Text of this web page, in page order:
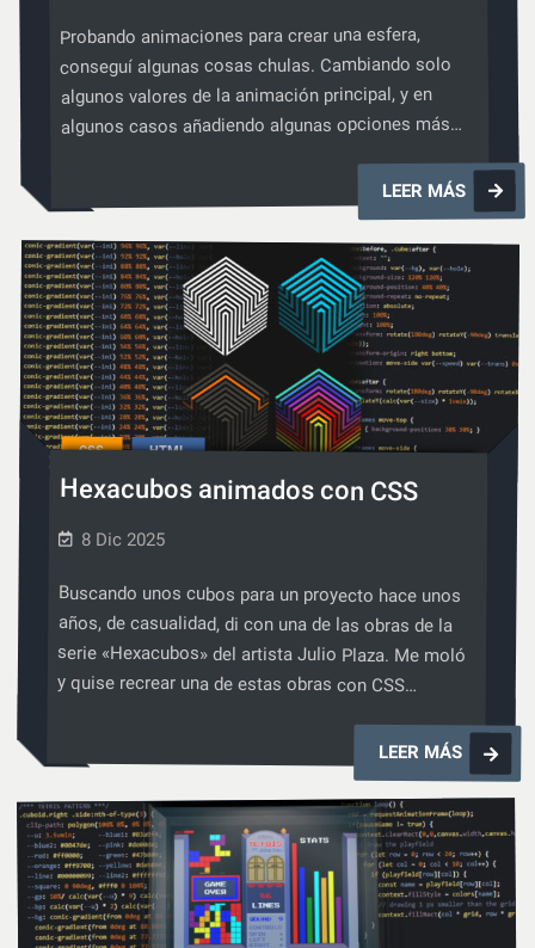
Probando animaciones para crear una esfera,
conseguí algunas cosas chulas. Cambiando solo
algunos valores de la animación principal, y en
algunos casos añadiendo algunas opciones más…
LEER MÁSEsferas
de
luz
CSS
CSS HTML
Hexacubos animados con CSS
8 Dic 2025
Buscando unos cubos para un proyecto hace unos
años, de casualidad, di con una de las obras de la
serie «Hexacubos» del artista Julio Plaza. Me moló
y quise recrear una de estas obras con CSS…
LEER MÁS
con
CSS